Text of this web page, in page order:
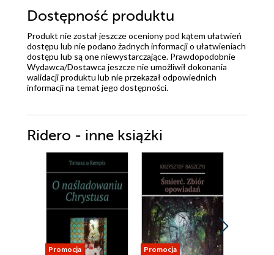
Dostępność produktu
Produkt nie został jeszcze oceniony pod kątem ułatwień
dostępu lub nie podano żadnych informacji o ułatwieniach
dostępu lub są one niewystarczające. Prawdopodobnie
Wydawca/Dostawca jeszcze nie umożliwił dokonania
walidacji produktu lub nie przekazał odpowiednich
informacji na temat jego dostępności.
Ridero - inne książki
Promocja Promocja